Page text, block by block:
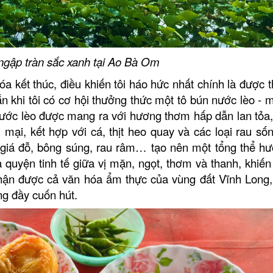
tràn sắc xanh tại Ao Bà Om
kết thúc, điều khiến tôi háo hức nhất chính là được
khi tôi có cơ hội thưởng thức một tô bún nước lèo -
lèo được mang ra với hương thơm hấp dẫn lan
kết hợp với cá, thịt heo quay và các loại rau
đỗ, bông súng, rau râm… tạo nên một tổng thể
tinh tế giữa vị mặn, ngọt, thơm và thanh,
được cả văn hóa ẩm thực của vùng đất Vĩnh
đầy cuốn hút.